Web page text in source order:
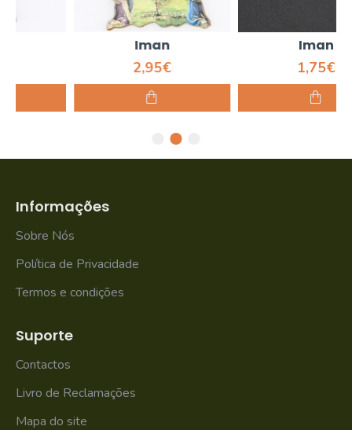
Informações
Sobre Nós
Política de Privacidade
Termos e condições
Suporte
Contactos
Livro de Reclamações
Mapa do site